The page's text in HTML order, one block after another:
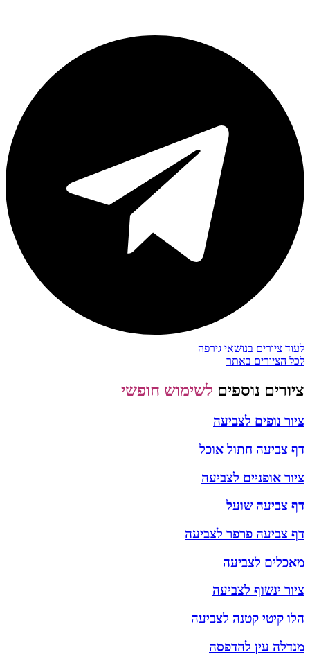
לעוד ציורים בנושאי גירפה
לכל הציורים באתר
ציורים נוספים לשימוש חופשי
ציור נופים לצביעה
דף צביעה חתול אוכל
ציור אופניים לצביעה
דף צביעה שועל
דף צביעה פרפר לצביעה
מאכלים לצביעה
ציור ינשוף לצביעה
הלו קיטי קטנה לצביעה
מנדלה עין להדפסה